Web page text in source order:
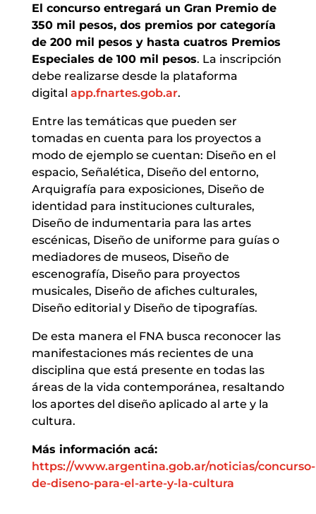
El concurso entregará un Gran Premio de
350 mil pesos, dos premios por categoría
de 200 mil pesos y hasta cuatros Premios
Especiales de 100 mil pesos. La inscripción
debe realizarse desde la plataforma
digital app.fnartes.gob.ar.
Entre las temáticas que pueden ser
tomadas en cuenta para los proyectos a
modo de ejemplo se cuentan: Diseño en el
espacio, Señalética, Diseño del entorno,
Arquigrafía para exposiciones, Diseño de
identidad para instituciones culturales,
Diseño de indumentaria para las artes
escénicas, Diseño de uniforme para guías o
mediadores de museos, Diseño de
escenografía, Diseño para proyectos
musicales, Diseño de afiches culturales,
Diseño editorial y Diseño de tipografías.
De esta manera el FNA busca reconocer las
manifestaciones más recientes de una
disciplina que está presente en todas las
áreas de la vida contemporánea, resaltando
los aportes del diseño aplicado al arte y la
cultura.
Más información acá:
https://www.argentina.gob.ar/noticias/concurso-
de-diseno-para-el-arte-y-la-cultura